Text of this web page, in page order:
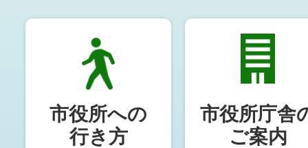
市役所への
行き方
市役所庁舎
ご案内